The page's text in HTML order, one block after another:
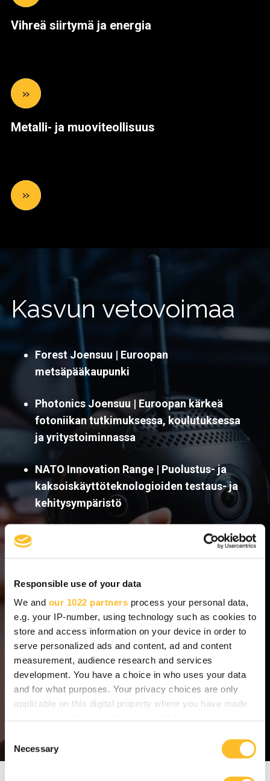
Responsible use of your data
We and our 1022 partners process your personal data,
e.g. your IP-number, using technology such as cookies to
store and access information on your device in order to
serve personalized ads and content, ad and content
measurement, audience research and services
development. You have a choice in who uses your data
and for what purposes. Your privacy choices are only
applicable on this digital property where you have made
the Privacy trigger icon.
Necessary
Vihreä siirtymä ja energia
»
Metalli- ja muoviteollisuus
»
Kasvun vetovoimaa
Forest Joensuu | Euroopan
metsäpääkaupunki
Photonics Joensuu | Euroopan kärkeä
fotoniikan tutkimuksessa, koulutuksessa
ja yritystoiminnassa
NATO Innovation Range | Puolustus- ja
kaksoiskäyttöteknologioiden testaus- ja
kehitysympäristö
20 000 opiskelijaa ja kansainvälinen
osaajayhteisö vahvistamassa yritysten
Suomen ainoaFotoniikan DI-koulutus
200 metallialan yritystä ja
alihankintakumppania valmistavan
teollisuuden verkostossa
120 000 asukkaan kaupunkiseutu yrityksille